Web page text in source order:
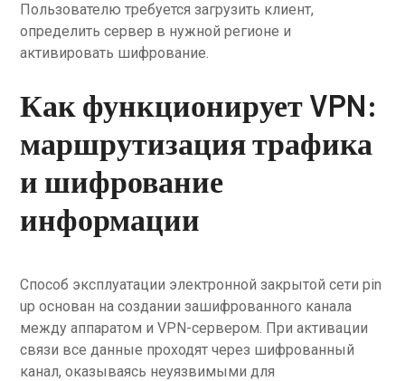
Пользователю требуется загрузить клиент,
определить сервер в нужной регионе и
активировать шифрование.
Как функционирует VPN:
маршрутизация трафика
и шифрование
информации
Способ эксплуатации электронной закрытой сети pin
up основан на создании зашифрованного канала
между аппаратом и VPN-сервером. При активации
связи все данные проходят через шифрованный
канал, оказываясь неуязвимыми для